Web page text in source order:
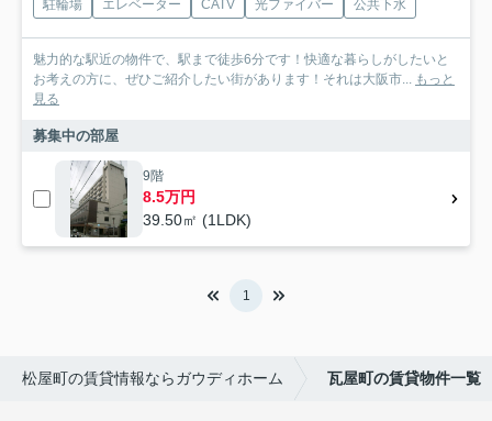
駐輪場 エレベーター CATV 光ファイバー 公共下水
魅力的な駅近の物件で、駅まで徒歩6分です！快適な暮らしがしたいと
お考えの方に、ぜひご紹介したい街があります！それは大阪市... もっと
見る
募集中の部屋
9階
8.5万円
39.50㎡ (1LDK)
1
松屋町の賃貸情報ならガウディホーム 瓦屋町の賃貸物件一覧